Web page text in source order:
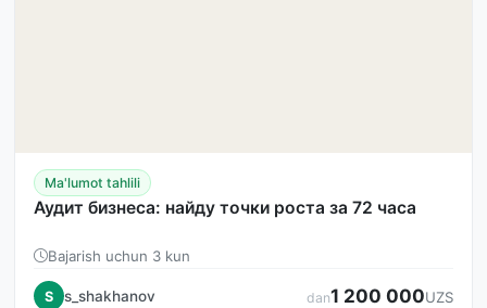
Ma'lumot tahlili
Аудит бизнеса: найду точки роста за 72 часа
Bajarish uchun 3 kun
S s_shakhanov dan1 200 000UZS